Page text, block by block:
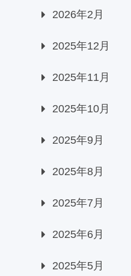
2026年2月
2025年12月
2025年11月
2025年10月
2025年9月
2025年8月
2025年7月
2025年6月
2025年5月